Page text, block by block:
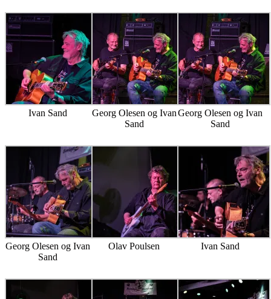
Ivan Sand
Georg Olesen og Ivan
Sand
Georg Olesen og Ivan
Sand
Georg Olesen og Ivan
Sand
Olav Poulsen Ivan Sand